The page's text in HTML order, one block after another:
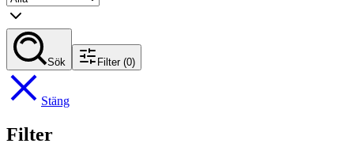
Sök Filter (0)
Stäng
Filter